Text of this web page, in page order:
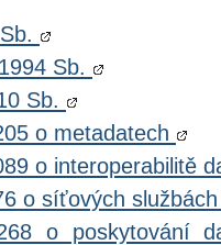
Sb.
Sb.
o metadatech
o interoperabilitě
o síťových
o poskytování